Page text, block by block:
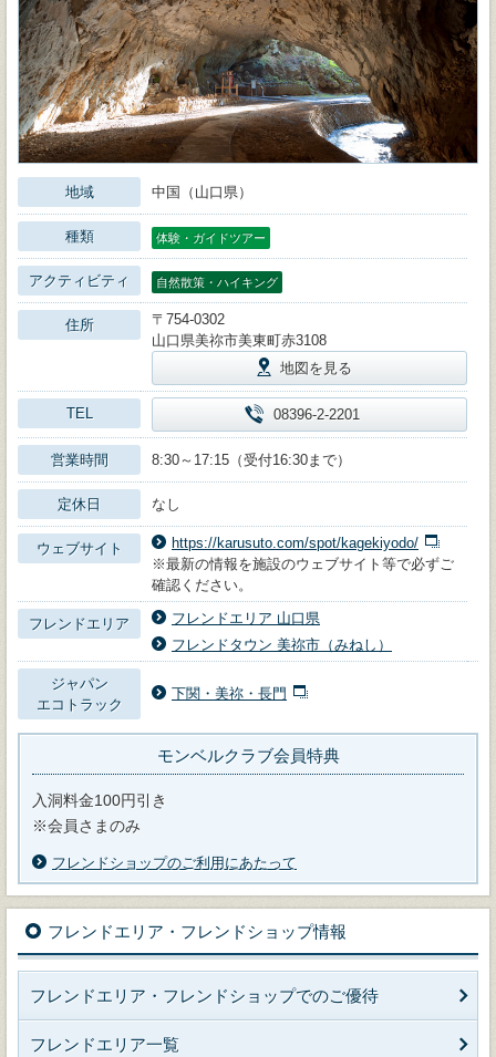
地域 中国（山口県）
種類 体験・ガイドツアー
アクティビティ 自然散策・ハイキング
住所
〒754-0302
山口県美祢市美東町赤3108
地図を見る
TEL 08396-2-2201
営業時間 8:30～17:15（受付16:30まで）
定休日 なし
ウェブサイト
https://karusuto.com/spot/kagekiyodo/
※最新の情報を施設のウェブサイト等で必ずご
確認ください。
フレンドエリア
フレンドエリア 山口県
フレンドタウン 美祢市（みねし）
ジャパン
エコトラック
下関・美祢・長門
モンベルクラブ会員特典
入洞料金100円引き
※会員さまのみ
フレンドショップのご利用にあたって
フレンドエリア・フレンドショップ情報
フレンドエリア・フレンドショップでのご優待
フレンドエリア一覧